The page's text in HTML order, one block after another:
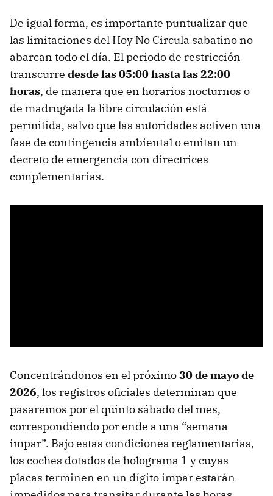
De igual forma, es importante puntualizar que
las limitaciones del Hoy No Circula sabatino no
abarcan todo el día. El periodo de restricción
transcurre desde las 05:00 hasta las 22:00
horas, de manera que en horarios nocturnos o
de madrugada la libre circulación está
permitida, salvo que las autoridades activen una
fase de contingencia ambiental o emitan un
decreto de emergencia con directrices
complementarias.
Concentrándonos en el próximo30de mayo de
2026, los registros oficiales determinan que
pasaremos por el quinto sábado del mes,
correspondiendo por ende a una “semana
impar”. Bajo estas condiciones reglamentarias,
los coches dotados de holograma 1 y cuyas
placas terminen en un dígito impar estarán